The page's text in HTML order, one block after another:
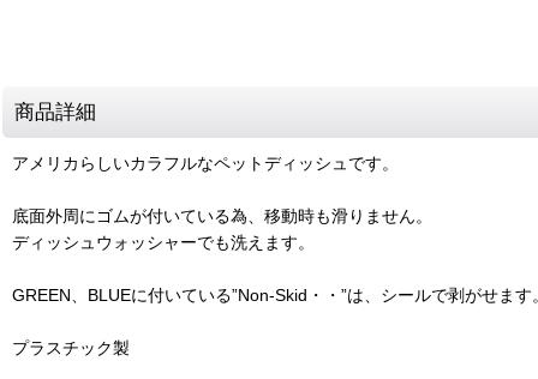
商品詳細
アメリカらしいカラフルなペットディッシュです。
底面外周にゴムが付いている為、移動時も滑りません。
ディッシュウォッシャーでも洗えます。
GREEN、BLUEに付いている”Non-Skid・・”は、シールで剥がせます
プラスチック製